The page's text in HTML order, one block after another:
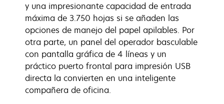
y una impresionante capacidad de entrada
máxima de 3.750 hojas si se añaden las
opciones de manejo del papel apilables. Por
otra parte, un panel del operador basculable
con pantalla gráfica de 4 líneas y un
práctico puerto frontal para impresión USB
directa la convierten en una inteligente
compañera de oficina.